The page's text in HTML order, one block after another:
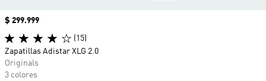
Precio
$ 299.999
(15)
Zapatillas Adistar XLG 2.0
Originals
3 colores